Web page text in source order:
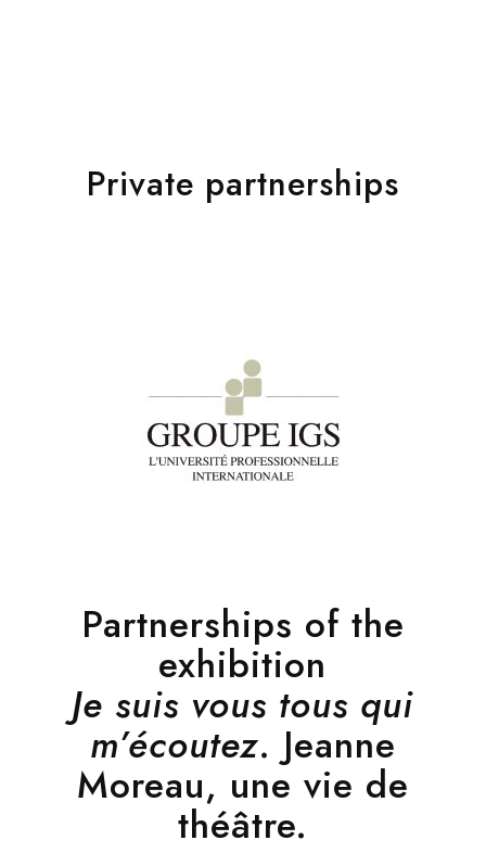
Private partnerships
Partnerships of the
exhibition
Je suis vous tous qui
m’écoutez. Jeanne
Moreau, une vie de
théâtre.